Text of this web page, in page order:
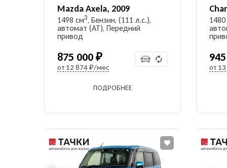
Mazda Axela, 2009
1498 см3, Бензин, (111 л.с.),
автомат (AT), Передний
привод
875 000 ₽
от12 874 ₽/мес
ПОДРОБНЕЕ
от